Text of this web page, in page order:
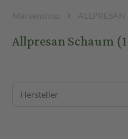
Markenshop ALLPRESAN
Allpresan Schaum
Hersteller